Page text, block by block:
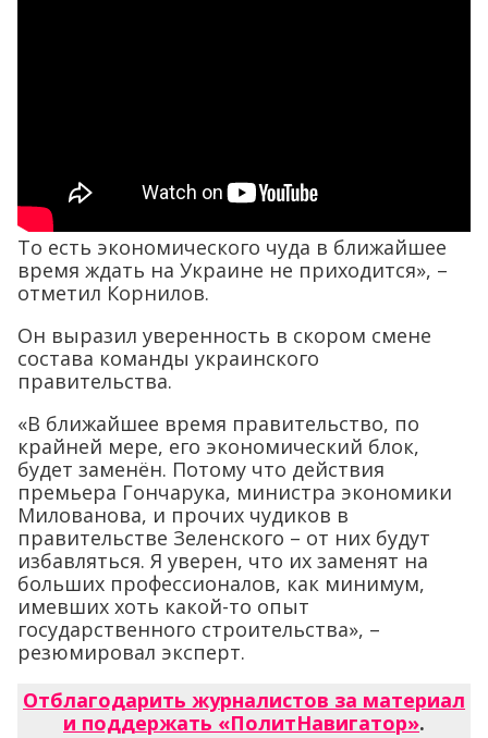
То есть экономического чуда в ближайшее
время ждать на Украине не приходится», –
отметил Корнилов.
Он выразил уверенность в скором смене
состава команды украинского
правительства.
«В ближайшее время правительство, по
крайней мере, его экономический блок,
будет заменён. Потому что действия
премьера Гончарука, министра экономики
Милованова, и прочих чудиков в
правительстве Зеленского – от них будут
избавляться. Я уверен, что их заменят на
больших профессионалов, как минимум,
имевших хоть какой-то опыт
государственного строительства», –
резюмировал эксперт.
Отблагодарить журналистов за материал
и поддержать «ПолитНавигатор».